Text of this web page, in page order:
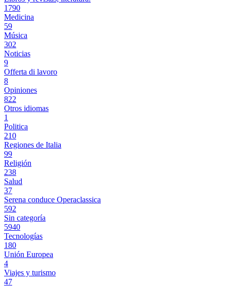
1790
Medicina
59
Música
302
Noticias
9
Offerta di lavoro
8
Opiniones
822
Otros idiomas
1
Politica
210
Regiones de Italia
99
Religión
238
Salud
37
Serena conduce Operaclassica
592
Sin categoría
5940
Tecnologías
180
Unión Europea
4
Viajes y turismo
47